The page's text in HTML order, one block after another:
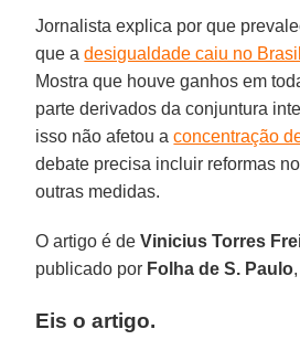
Jornalista explica por que
que adesigualdade caiu no Brasil
Mostra que houve ganhos em
parte derivados da conjuntura
isso não afetou aconcentração
debate precisa incluir reformas
outras medidas.
O artigo é deVinicius Torres
publicado por Folha de S. Paulo
Eis o artigo.